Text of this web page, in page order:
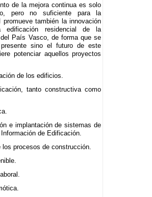
de la mejora continua es solo
pero no suficiente para la
promueve también la innovación
residencial de la
País Vasco, de forma que se
sino el futuro de este
potenciar aquellos proyectos
de los edificios.
tanto constructiva como
e implantación de sistemas de
de Edificación.
procesos de construcción.